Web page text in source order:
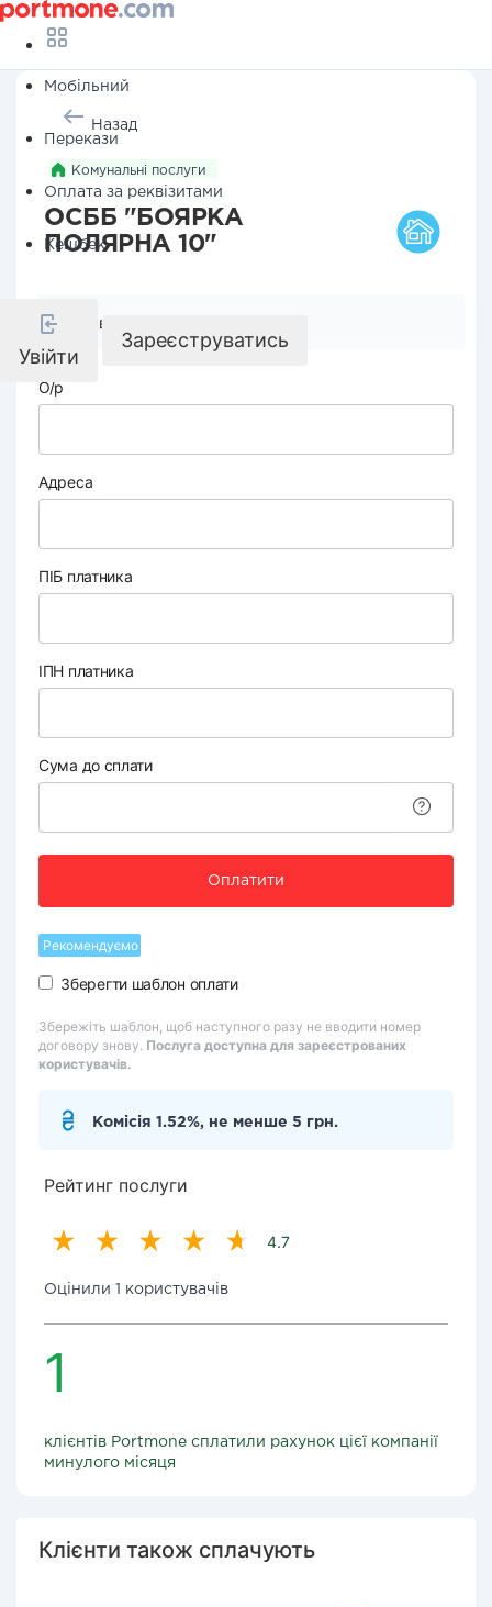
Мобільний
Перекази
Оплата за реквізитами
Кешбек
Увійти
Зареєструватись
Назад
Комунальні послуги
ОСББ "БОЯРКА
ПОЛЯРНА 10"
Реквізити компанії
О/р
Адреса
ПІБ платника
ІПН платника
Сума до сплати
Оплатити
Рекомендуємо
Зберегти шаблон оплати
Збережіть шаблон, щоб наступного разу не вводити номер
договору знову. Послуга доступна для зареєстрованих
користувачів.
Комісія 1.52%, не менше 5 грн.
Рейтинг послуги
4.7
Оцінили 1 користувачів
1
клієнтів Portmone сплатили рахунок цієї компанії
минулого місяця
Клієнти також сплачують